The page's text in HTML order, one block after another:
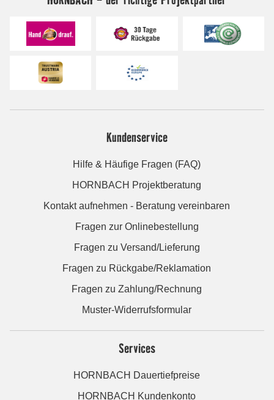
Kundenservice
Hilfe & Häufige Fragen (FAQ)
HORNBACH Projektberatung
Kontakt aufnehmen - Beratung vereinbaren
Fragen zur Onlinebestellung
Fragen zu Versand/Lieferung
Fragen zu Rückgabe/Reklamation
Fragen zu Zahlung/Rechnung
Muster-Widerrufsformular
Services
HORNBACH Dauertiefpreise
HORNBACH Kundenkonto